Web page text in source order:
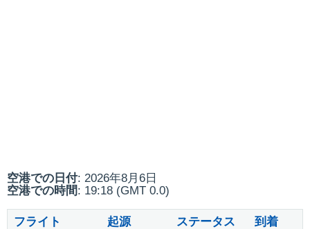
空港での日付: 2026年8月6日
空港での時間: 19:18 (GMT 0.0)
フライト 起源 ステータス 到着